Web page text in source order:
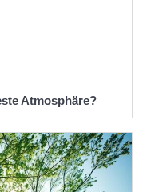
Atmosphäre?